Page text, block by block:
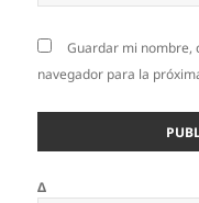
Guardar mi nombre,
navegador para la
Δ